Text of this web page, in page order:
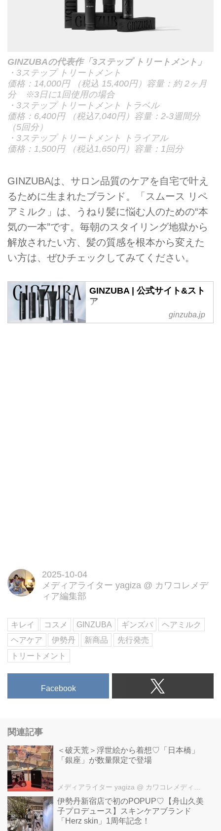
GINZUBAの代表作「3ステップ トリートメント」
・3ステップ トリートメント
価格：14,000円 （税込 15,400円）容量：約 2ヶ月
分 ※3日に1回使用の場合
・3ステップ トリートメント トラベル
価格：6,400円 （税込7,040円）容量：2-3週間分
（5回分）
・3ステップ トリートメント トライアル
価格：1,500円 （税込1,650円）容量：1回分
GINZUBAは、サロン品質のケアを自宅で叶え
るために生まれたブランド。「スムース リペ
アミルク」は、うねり髪に悩む人のための“本
気の一本”です。毎朝のスタイリング地獄から
解放されたい方、髪の質感を根本から変えた
い方は、ぜひチェックしてみてください。
GINZUBA | 公式サイト&スト
ア
GINZUBAは「美を研ぐ。」とい
ginzuba.jp
2025-10-04
メディアライター yagiza @ カワコレメデ
ィア編集部
キレイ コスメ GINZUBA ギンズバ
ヘアミルク
ヘアケア
伊勢丹 新商品
先行発売
トリートメント
Facebook
関連記事
＜破天荒＞浮世絵から着想♡「日本橋」
「銀座」が数量限定で登場
メディアライター yagiza @ カワコレメディア編集部
伊勢丹新宿店で初のPOPUP♡【舟山久美
子プロデュース】スキンケアブランド
「Herz skin」1周年記念！